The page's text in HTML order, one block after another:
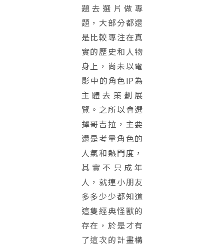
題去選片做專
題，大部分都還
是比較專注在真
實的歷史和人物
身上，尚未以電
影中的角色IP為
主體去策劃展
覽。之所以會選
擇哥吉拉，主要
還是考量角色的
人氣和熱門度，
其實不只成年
人，就連小朋友
多多少少都知道
這隻經典怪獸的
存在，於是才有
了這次的計畫構